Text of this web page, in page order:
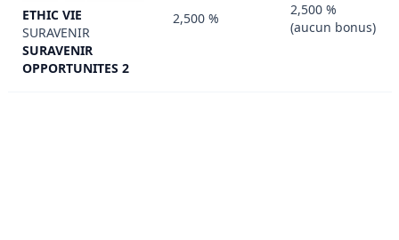
ETHIC VIE
SURAVENIR
SURAVENIR
OPPORTUNITES 2
2,500 %
2,500 %
(aucun bonus)